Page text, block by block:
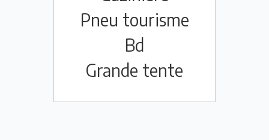
Pneu tourisme
Bd
Grande tente